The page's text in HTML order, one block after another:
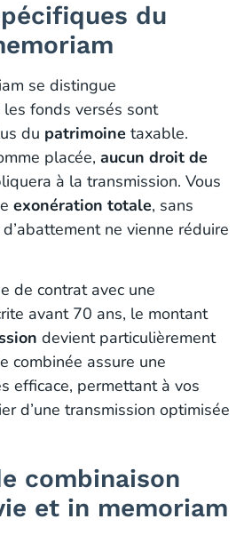
du
se distingue
fonds versés sont
du patrimoine taxable.
placée, aucun droit de
à la transmission. Vous
exonération totale, sans
ne vienne réduire
de contrat avec une
avant 70 ans, le montant
devient particulièrement
combinée assure une
efficace, permettant à vos
d’une transmission optimisée
combinaison
et in memoriam